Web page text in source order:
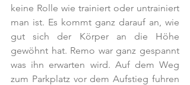
keine Rolle wie trainiert oder untrainiert
man ist. Es kommt ganz darauf an, wie
gut sich der Körper an die Höhe
gewöhnt hat. Remo war ganz gespannt
was ihn erwarten wird. Auf dem Weg
zum Parkplatz vor dem Aufstieg fuhren